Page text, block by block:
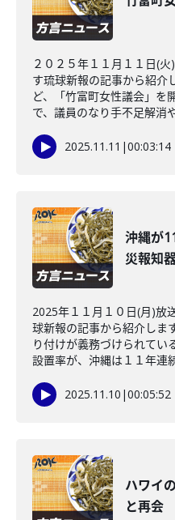
２０２５年１１月１１日(
す琉球新報の記事から紹介
ど、「竹富町女性議会」を
で、議員のなり手不足解消
2025.11.11 |00:03:14
沖縄が
災報知
2025年１１月１０日(月)放
球新報の記事から紹介しま
り付けが義務づけられてい
設置率が、沖縄は１１年連
2025.11.10 |00:05:52
ハワイ
と再会